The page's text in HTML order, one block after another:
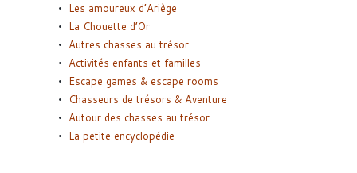
Les amoureux d’Ariège
La Chouette d’Or
Autres chasses au trésor
Activités enfants et familles
Escape games & escape rooms
Chasseurs de trésors & Aventure
Autour des chasses au trésor
La petite encyclopédie